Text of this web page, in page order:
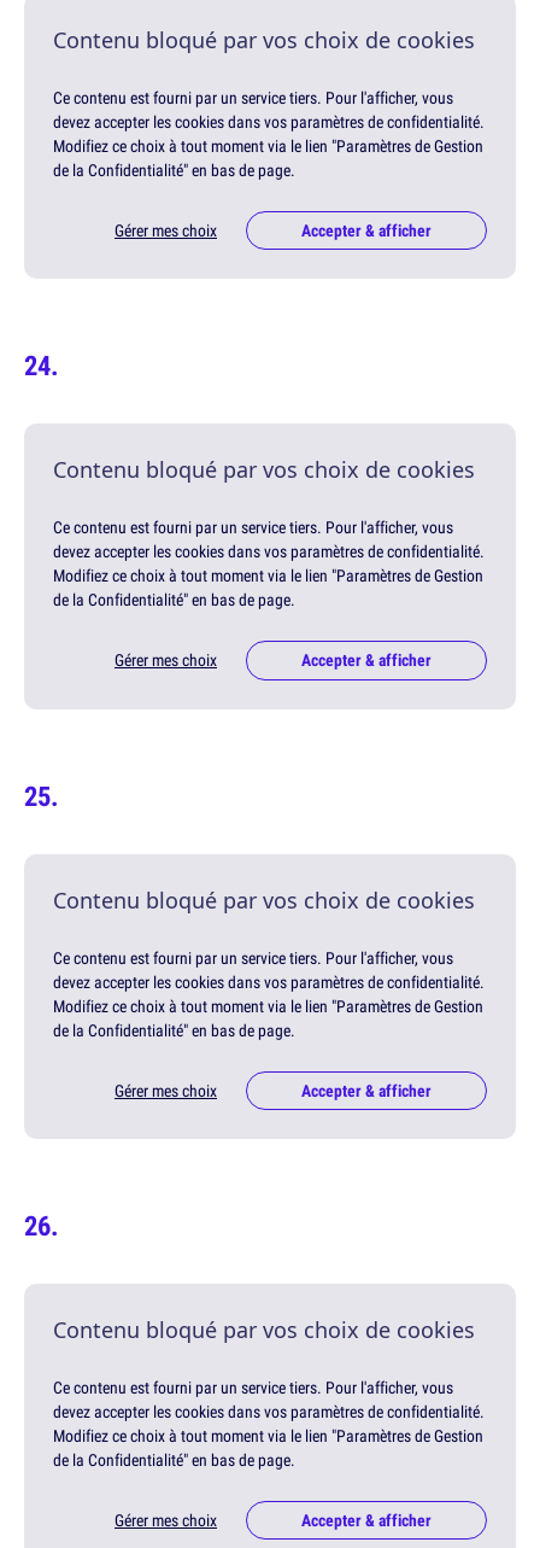
Contenu bloqué par vos choix de cookies
Ce contenu est fourni par un service tiers. Pour l'afficher, vous
devez accepter les cookies dans vos paramètres de confidentialité.
Modifiez ce choix à tout moment via le lien "Paramètres de Gestion
de la Confidentialité" en bas de page.
Gérer mes choix Accepter & afficher
Contenu bloqué par vos choix de cookies
Ce contenu est fourni par un service tiers. Pour l'afficher, vous
devez accepter les cookies dans vos paramètres de confidentialité.
Modifiez ce choix à tout moment via le lien "Paramètres de Gestion
de la Confidentialité" en bas de page.
Gérer mes choix Accepter & afficher
Contenu bloqué par vos choix de cookies
Ce contenu est fourni par un service tiers. Pour l'afficher, vous
devez accepter les cookies dans vos paramètres de confidentialité.
Modifiez ce choix à tout moment via le lien "Paramètres de Gestion
de la Confidentialité" en bas de page.
Gérer mes choix Accepter & afficher
Contenu bloqué par vos choix de cookies
Ce contenu est fourni par un service tiers. Pour l'afficher, vous
devez accepter les cookies dans vos paramètres de confidentialité.
Modifiez ce choix à tout moment via le lien "Paramètres de Gestion
de la Confidentialité" en bas de page.
Gérer mes choix Accepter & afficher